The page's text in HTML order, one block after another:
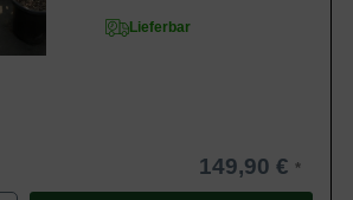
Lieferbar
149,90 €